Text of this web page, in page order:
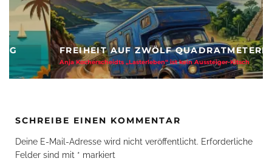
FREIHEIT AUF ZWÖLF QUADRATMETERN
Anja Kocherscheidts „Lasterleben“ ist kein Aussteiger-Kitsch
SCHREIBE EINEN KOMMENTAR
Deine E-Mail-Adresse wird nicht veröffentlicht. Erforderliche
Felder sind mit * markiert